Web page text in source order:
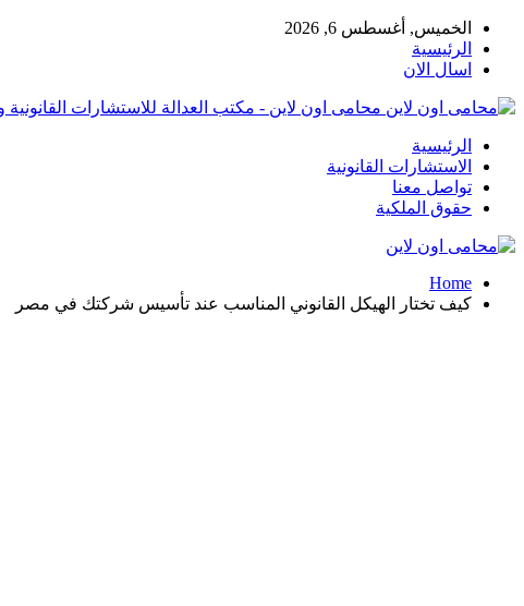
الخميس, أغسطس 6, 2026
الرئيسية
اسال الان
محامى اون لاين - مكتب العدالة للاستشارات القانونية
الرئيسية
الاستشارات القانونية
تواصل معنا
حقوق الملكية
Home
كيف تختار الهيكل القانوني المناسب عند تأسيس شركتك في مصر